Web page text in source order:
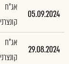
05.09.2024
אג"ח
קונצרני
29.08.2024
אג"ח
קונצרני